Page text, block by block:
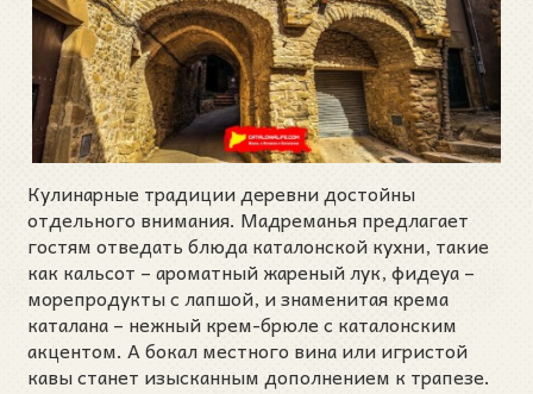
Кулинарные традиции деревни достойны
отдельного внимания. Мадреманья предлагает
гостям отведать блюда каталонской кухни, такие
как кальсот – ароматный жареный лук, фидеуа –
морепродукты с лапшой, и знаменитая крема
каталана – нежный крем-брюле с каталонским
акцентом. А бокал местного вина или игристой
кавы станет изысканным дополнением к трапезе.